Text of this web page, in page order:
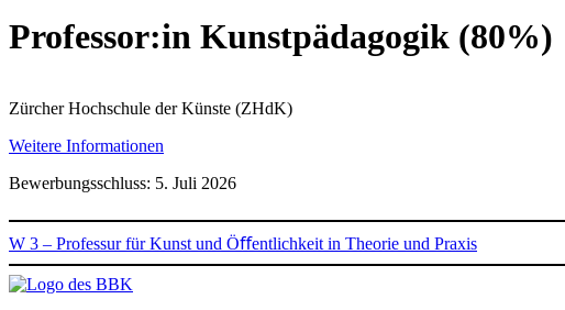
Professor:in Kunstpädagogik (80%)
Zürcher Hochschule der Künste (ZHdK)
Weitere Informationen
Bewerbungsschluss: 5. Juli 2026
W 3 – Professur für Kunst und Öﬀentlichkeit in Theorie und Praxis